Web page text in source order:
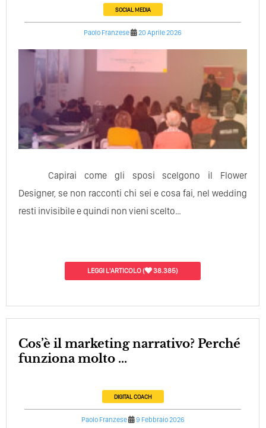
SOCIAL MEDIA
Paolo Franzese 20 Aprile 2026
Capirai come gli sposi scelgono il Flower
Designer, se non racconti chi sei e cosa fai, nel wedding
resti invisibile e quindi non vieni scelto…
LEGGI L'ARTICOLO( 38.385)
Cos’è il marketing narrativo? Perché
funziona molto ...
DIGITAL COACH
Paolo Franzese 9 Febbraio 2026